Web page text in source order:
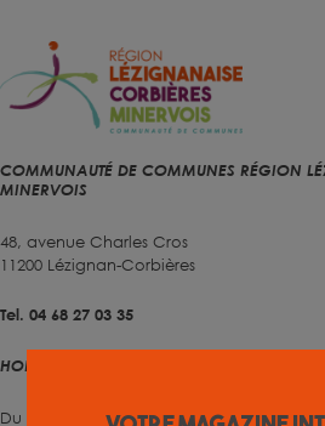
COMMUNAUTÉ DE COMMUNES RÉGION
MINERVOIS
48, avenue Charles Cros
11200 Lézignan-Corbières
Tel. 04 68 27 03 35
HORAIRES D'OUVERTURE
Du lundi au vendredi